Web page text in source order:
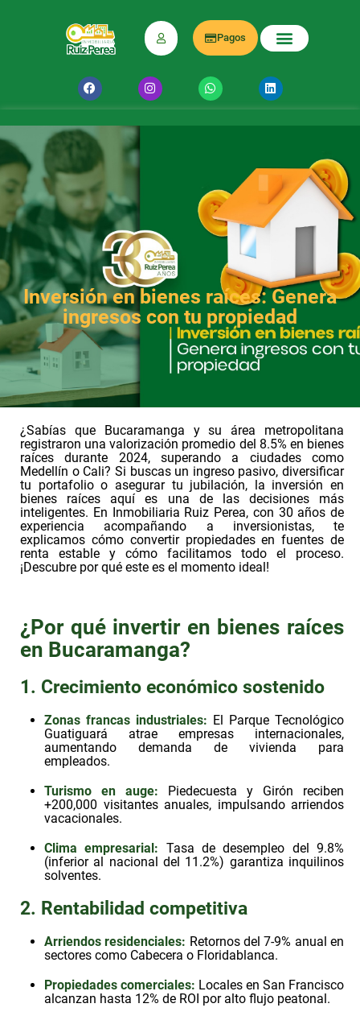
Pagos
Inversión en bienes raíces: Genera
ingresos con tu propiedad
¿Sabías que Bucaramanga y su área metropolitana
registraron una valorización promedio del 8.5% en bienes
raíces durante 2024, superando a ciudades como
Medellín o Cali? Si buscas un ingreso pasivo, diversificar
tu portafolio o asegurar tu jubilación, la inversión en
bienes raíces aquí es una de las decisiones más
inteligentes. En Inmobiliaria Ruiz Perea, con 30 años de
experiencia acompañando a inversionistas, te
explicamos cómo convertir propiedades en fuentes de
renta estable y cómo facilitamos todo el proceso.
¡Descubre por qué este es el momento ideal!
¿Por qué invertir en bienes raíces
en Bucaramanga?
1. Crecimiento económico sostenido
Zonas francas industriales: El Parque Tecnológico
Guatiguará atrae empresas internacionales,
aumentando demanda de vivienda para
empleados.
Turismo en auge: Piedecuesta y Girón reciben
+200,000 visitantes anuales, impulsando arriendos
vacacionales.
Clima empresarial : Tasa de desempleo del 9.8%
(inferior al nacional del 11.2%) garantiza inquilinos
solventes.
2. Rentabilidad competitiva
Arriendos residenciales: Retornos del 7-9% anual en
sectores como Cabecera o Floridablanca.
Propiedades comerciales: Locales en San Francisco
alcanzan hasta 12% de ROI por alto flujo peatonal.